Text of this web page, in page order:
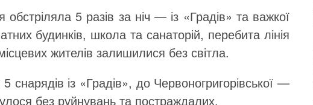
обстріляла 5 разів за ніч — із «Градів» та важкої
будинків, школа та санаторій, перебита лінія
жителів залишилися без світла.
снарядів із «Градів», до Червоногригорівської —
без руйнувань та постраждалих.